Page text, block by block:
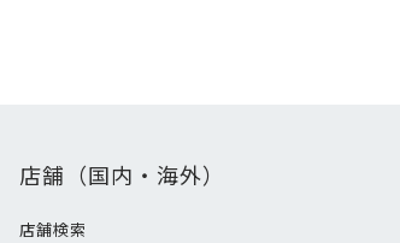
店舗（国内・海外）
店舗検索